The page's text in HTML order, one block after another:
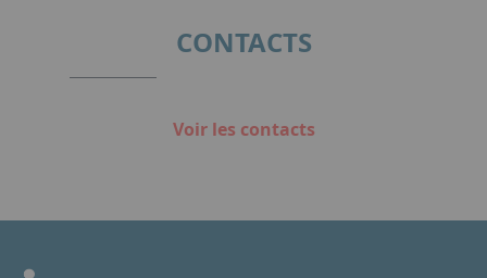
CONTACTS
Voir les contacts